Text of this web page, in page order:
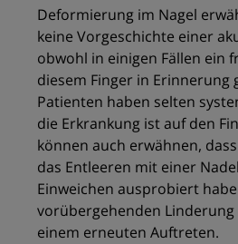
Deformierung im Nagel
keine Vorgeschichte einer
obwohl in einigen Fällen ein
diesem Finger in Erinnerung
Patienten haben selten
die Erkrankung ist auf den
können auch erwähnen,
das Entleeren mit einer
Einweichen ausprobiert
vorübergehenden
einem erneuten Auftreten.